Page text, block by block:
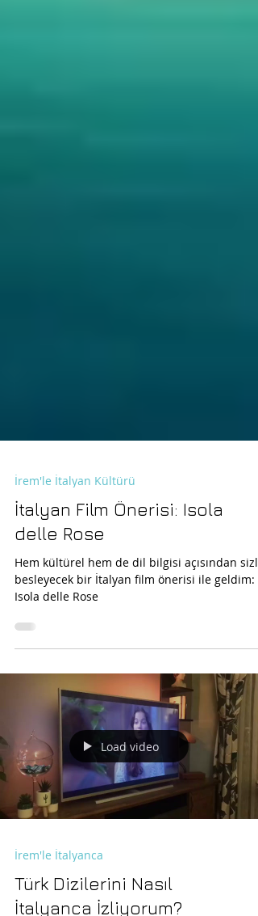
İrem'le İtalyan Kültürü
delle Rose
Hem kültürel hem de dil bilgisi açısından
besleyecek bir İtalyan film önerisi ile geldim:
Load video
İrem'le İtalyanca